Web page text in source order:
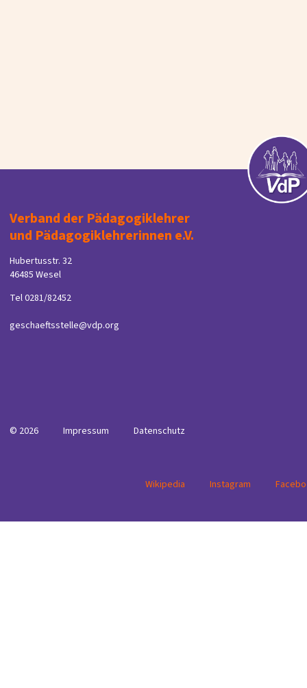
Verband der Pädagogiklehrer
und Pädagogiklehrerinnen e.V.
Hubertusstr. 32
46485 Wesel
Tel 0281/82452
geschaeftsstelle@vdp.org
© 2026 Impressum Datenschutz
Wikipedia Instagram